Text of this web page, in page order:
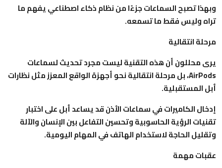
وبهذا تصبح السماعات جزءًا من نظام ذكاء اصطناعي يفهم ما
تراه وليس فقط ما تسمعه.
مرحلة انتقالية
يرى محللون أن هذه التقنية ليست مجرد تحديث لسماعات
AirPods، بل مرحلة انتقالية نحو أجهزة الواقع المعزز مثل نظارات
أبل المستقبلية.
إدخال الكاميرات في سماعات الأذن قد يساعد أبل على اختبار
تقنيات الرؤية الحاسوبية وتحسين التفاعل بين الإنسان والآلة
وتقليل الحاجة لاستخدام الهاتف في المهام اليومية.
عقبات مهمة